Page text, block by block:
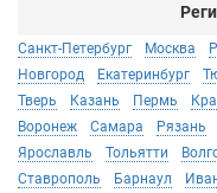
Санкт-Петербург Москва
Новгород
Екатеринбург
Тверь
Казань Пермь
Воронеж
Самара Рязань
Ярославль
Тольятти
Ставрополь
Барнаул